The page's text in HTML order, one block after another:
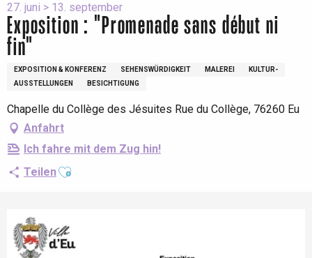
27. juni > 13. september
Exposition : "Promenade sans début ni
fin"
EXPOSITION & KONFERENZ SEHENSWÜRDIGKEIT MALEREI
KULTUR-
AUSSTELLUNGEN
BESICHTIGUNG
Chapelle du Collège des Jésuites Rue du Collège, 76260 Eu
Anfahrt
Ich fahre mit dem Zug hin!
TeilenAjouter aux favoris